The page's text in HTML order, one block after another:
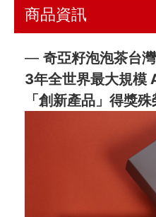
餐廚好朋友
生活美學
🇯🇵 日本專區
最新飯團
商品資訊
— 奇亞籽泡泡茶台
3年全世界最大規模
「創新產品」得獎殊